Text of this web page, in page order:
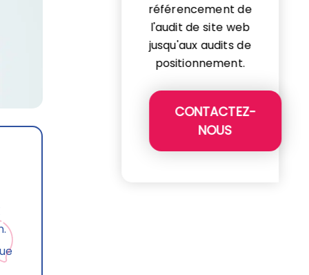
référencement de
l'audit de site web
jusqu'aux audits de
positionnement.
CONTACTEZ-
NOUS